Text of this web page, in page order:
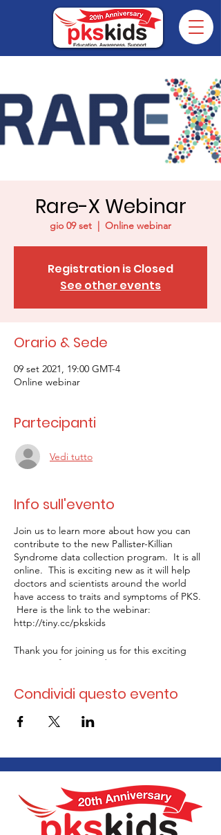
Rare-X Webinar
gio 09 set
  |
Online webinar
Registration is Closed
See other events
Orario & Sede
09 set 2021, 19:00 GMT-4
Online webinar
Partecipanti
Vedi tutto
Info sull'evento
Join us to learn more about how you can
contribute to the new Pallister-Killian
Syndrome data collection program. It is all
online. This is exciting new as it will help
doctors and scientists around the world
have access to traits and symptoms of PKS.
Here is the link to the webinar:
http://tiny.cc/pkskids
Thank you for joining us for this exciting
next step for PKS Kids!
Condividi questo evento